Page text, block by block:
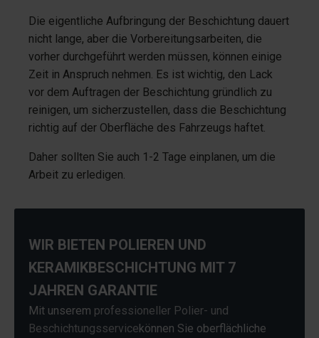
Die eigentliche Aufbringung der Beschichtung dauert
nicht lange, aber die Vorbereitungsarbeiten, die
vorher durchgeführt werden müssen, können einige
Zeit in Anspruch nehmen. Es ist wichtig, den Lack
vor dem Auftragen der Beschichtung gründlich zu
reinigen, um sicherzustellen, dass die Beschichtung
richtig auf der Oberfläche des Fahrzeugs haftet.
Daher sollten Sie auch 1-2 Tage einplanen, um die
Arbeit zu erledigen.
WIR BIETEN POLIEREN UND
KERAMIKBESCHICHTUNG MIT 7
JAHREN GARANTIE
Mit unserem professioneller Polier- und
Beschichtungsservicekönnen Sie oberflächliche